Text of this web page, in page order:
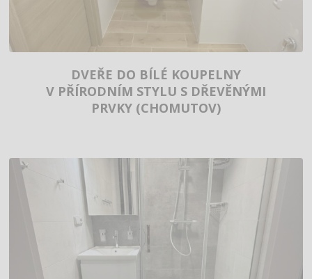
DVEŘE DO BÍLÉ KOUPELNY
V PŘÍRODNÍM STYLU S DŘEVĚNÝMI
PRVKY (CHOMUTOV)